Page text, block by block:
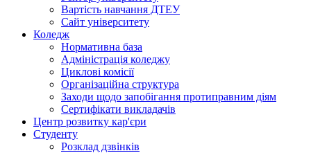
Вартість навчання ДТЕУ
Сайт університету
Коледж
Нормативна база
Адміністрація коледжу
Циклові комісії
Організаційна структура
Заходи щодо запобігання протиправним діям
Сертифікати викладачів
Центр розвитку кар'єри
Студенту
Розклад дзвінків